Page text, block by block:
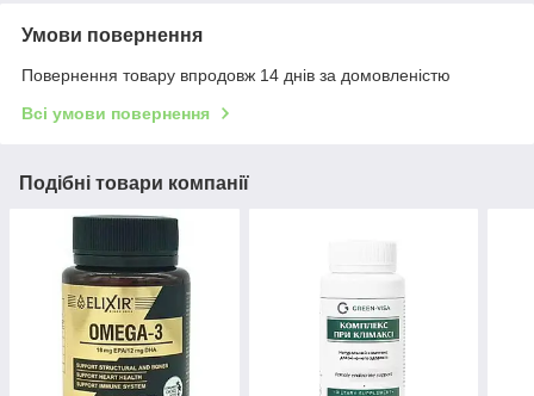
Умови повернення
Повернення товару впродовж 14 днів за домовленістю
Всі умови повернення
Подібні товари компанії